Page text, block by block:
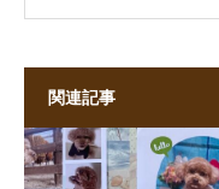
関連記事